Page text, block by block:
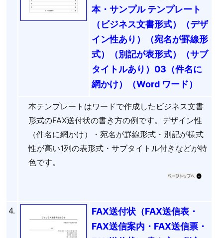
本・サンプル テンプレート
（ビジネス文書形式）（デザ
イン性あり）（宛名が罫線形
式）（別記が表形式）（サブ
タイトルあり）03（件名に
網かけ）（Word ワード）
本テンプレートはワードで作成したビジネス文書
形式のFAX送付状の書き方の例です。デザイン性
（件名に網かけ）・宛名が罫線形式・別記が様式
性が高い1列の表形式・サブタイトル付きなどが特
色です。
4.
FAX送付状（FAX送信表・
FAX送信案内・FAX送信票・